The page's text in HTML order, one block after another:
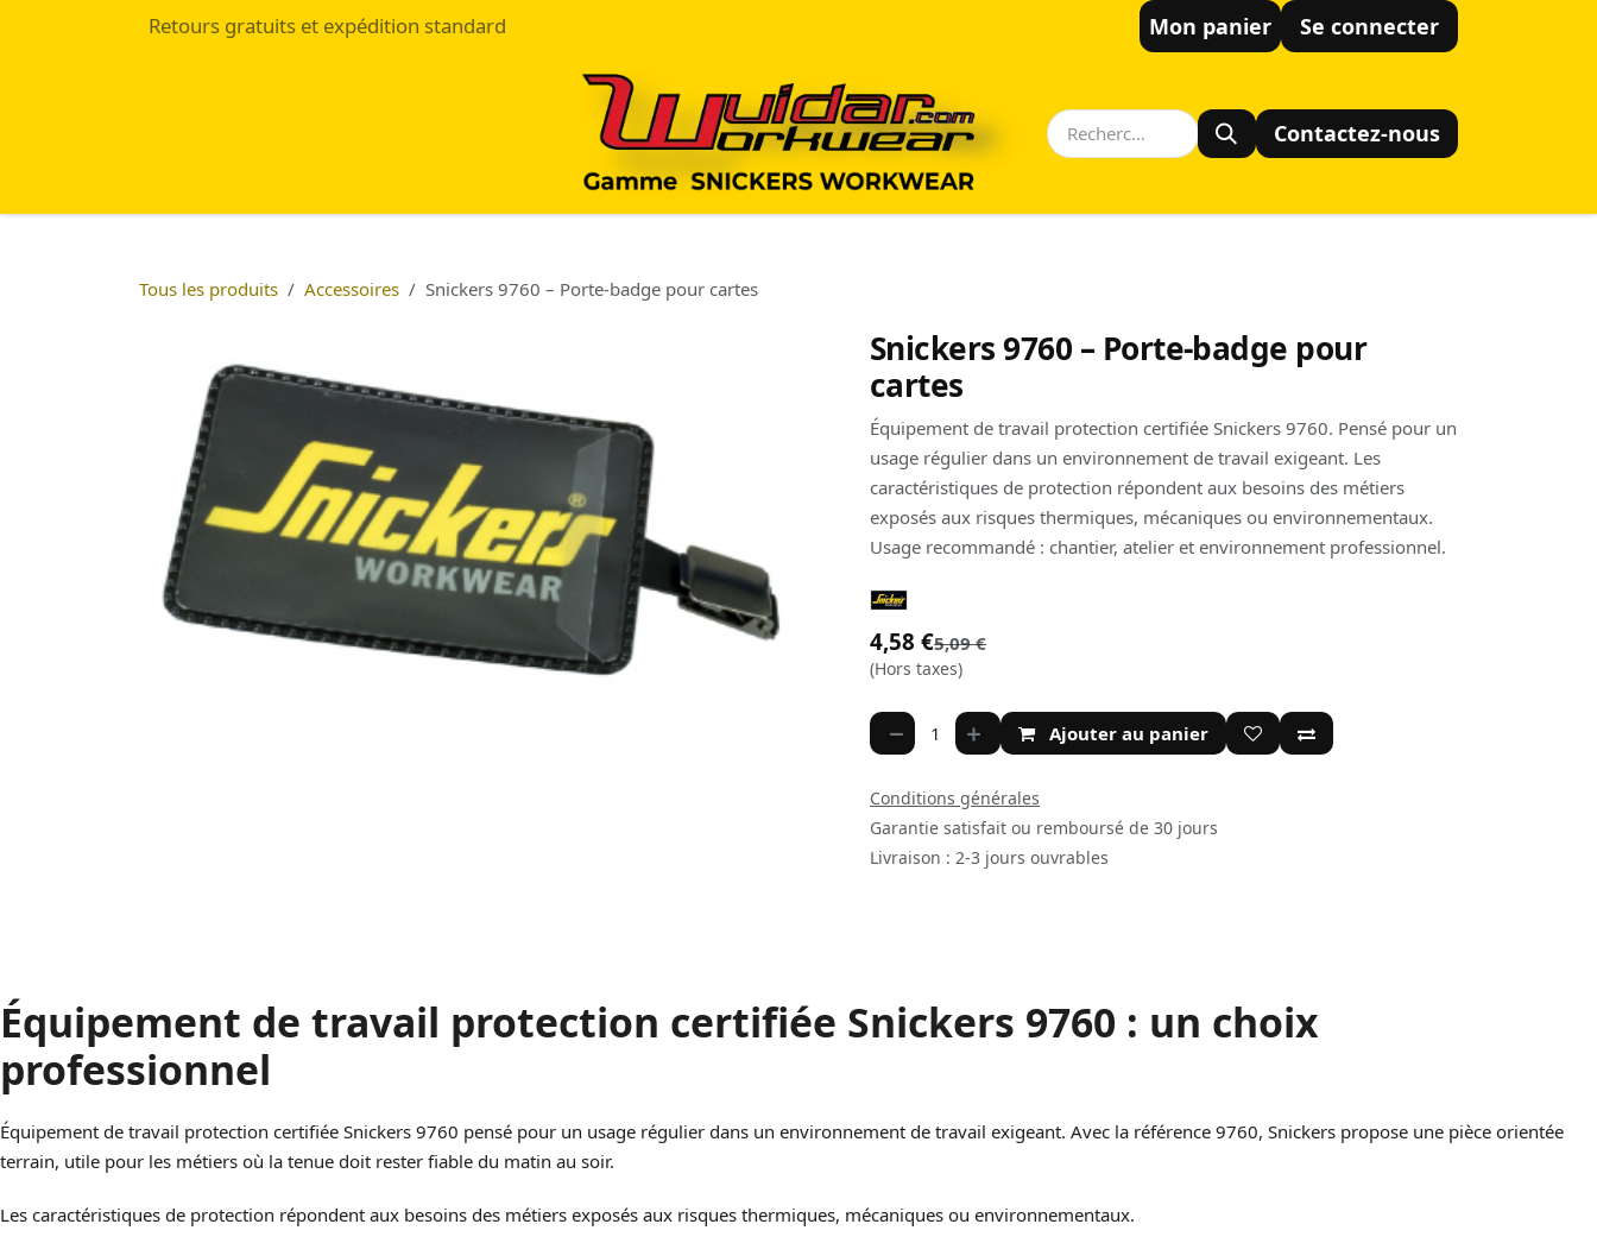
Retours gratuits et expédition standard Mon panier Se connecter
Contactez-nous
Tous les produits Accessoires Snickers 9760 – Porte-badge pour cartes
Snickers 9760 – Porte-badge pour
cartes
Équipement de travail protection certifiée Snickers 9760. Pensé pour un
usage régulier dans un environnement de travail exigeant. Les
caractéristiques de protection répondent aux besoins des métiers
exposés aux risques thermiques, mécaniques ou environnementaux.
Usage recommandé : chantier, atelier et environnement professionnel.
4,58 €5,09€
(Hors taxes)
Ajouter au panier
Conditions générales
Garantie satisfait ou remboursé de 30 jours
Livraison : 2-3 jours ouvrables
Équipement de travail protection certifiée Snickers 9760 : un choix
professionnel
Équipement de travail protection certifiée Snickers 9760 pensé pour un usage régulier dans un environnement de travail exigeant. Avec la référence 9760, Snickers propose une pièce orientée
terrain, utile pour les métiers où la tenue doit rester fiable du matin au soir.
Les caractéristiques de protection répondent aux besoins des métiers exposés aux risques thermiques, mécaniques ou environnementaux.